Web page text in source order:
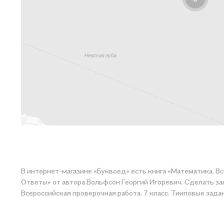
В интернет-магазине «Буквоед» есть книга «Математика.
Ответы» от автора Вольфсон Георгий Игоревич. Сделать
Всероссийская проверочная работа. 7 класс. Тииповые